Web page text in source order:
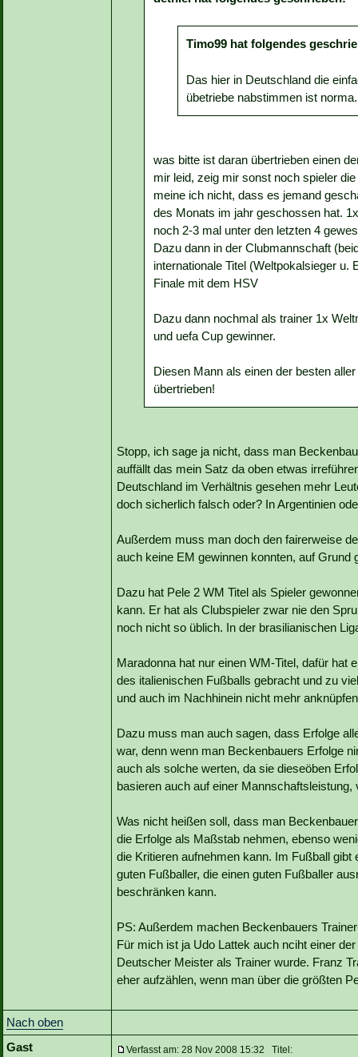
Timo99 hat folgendes
Das hier in Deutschland die
übetriebe nabstimmen ist norma.
was bitte ist daran übertrieben einen
mir leid, zeig mir sonst noch spieler
meine ich nicht, dass es jemand
des Monats im jahr geschossen hat.
noch 2-3 mal unter den letzten 4
Dazu dann in der Clubmannschaft
internationale Titel (Weltpokalsieger
Finale mit dem HSV
Dazu dann nochmal als trainer 1x
und uefa Cup gewinner.
Diesen Mann als einen der besten
übertrieben!
Stopp, ich sage ja nicht, dass man
auffällt das mein Satz da oben etwas
Deutschland im Verhältnis gesehen mehr
doch sicherlich falsch oder? In Argentinien
Außerdem muss man doch den fairerweise
auch keine EM gewinnen konnten, auf Grund
Dazu hat Pele 2 WM Titel als Spieler
kann. Er hat als Clubspieler zwar nie den
noch nicht so üblich. In der brasilianischen
Maradonna hat nur einen WM-Titel, dafür hat
des italienischen Fußballs gebracht und zu
und auch im Nachhinein nicht mehr
Dazu muss man auch sagen, dass Erfolge
war, denn wenn man Beckenbauers Erfolge
auch als solche werten, da sie dieseöben
basieren auch auf einer
Was nicht heißen soll, dass man
die Erfolge als Maßstab nehmen, ebenso
die Kritieren aufnehmen kann. Im Fußball
guten Fußballer, die einen guten Fußballer
beschränken kann.
PS: Außerdem machen Beckenbauers
Für mich ist ja Udo Lattek auch nciht einer
Deutscher Meister als Trainer wurde. Franz
eher aufzählen, wenn man über die größten
Nach oben
Gast
Verfasst am: 28 Nov 2008 15:32 Titel: